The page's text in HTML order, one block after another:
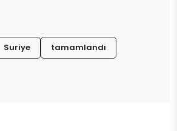
Suriye tamamlandı